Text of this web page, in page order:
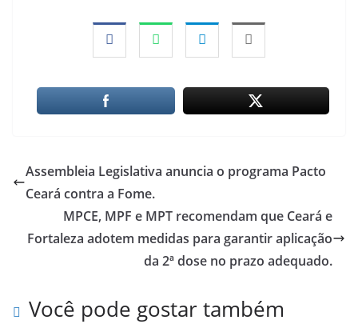
Assembleia Legislativa anuncia o programa Pacto
Ceará contra a Fome.
MPCE, MPF e MPT recomendam que Ceará e
Fortaleza adotem medidas para garantir aplicação
da 2ª dose no prazo adequado.
Você pode gostar também